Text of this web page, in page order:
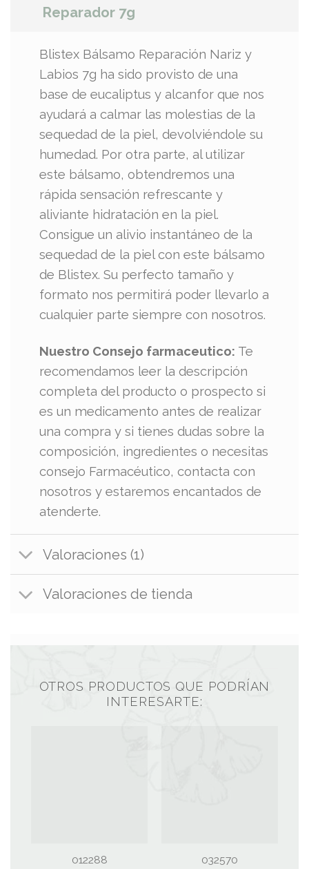
Reparador 7g
Blistex Bálsamo Reparación Nariz y
Labios 7g ha sido provisto de una
base de eucaliptus y alcanfor que nos
ayudará a calmar las molestias de la
sequedad de la piel, devolviéndole su
humedad. Por otra parte, al utilizar
este bálsamo, obtendremos una
rápida sensación refrescante y
aliviante hidratación en la piel.
Consigue un alivio instantáneo de la
sequedad de la piel con este bálsamo
de Blistex. Su perfecto tamaño y
formato nos permitirá poder llevarlo a
cualquier parte siempre con nosotros.
Nuestro Consejo farmaceutico: Te
recomendamos leer la descripción
completa del producto o prospecto si
es un medicamento antes de realizar
una compra y si tienes dudas sobre la
composición, ingredientes o necesitas
consejo Farmacéutico, contacta con
nosotros y estaremos encantados de
atenderte.
Valoraciones (1)
Valoraciones de tienda
OTROS PRODUCTOS QUE PODRÍAN
INTERESARTE:
012288
032570